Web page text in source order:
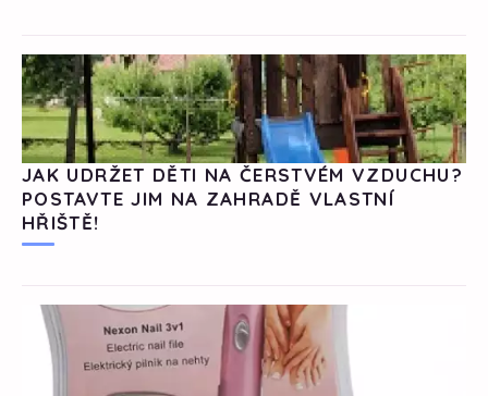
JAK UDRŽET DĚTI NA ČERSTVÉM VZDUCHU?
POSTAVTE JIM NA ZAHRADĚ VLASTNÍ
HŘIŠTĚ!